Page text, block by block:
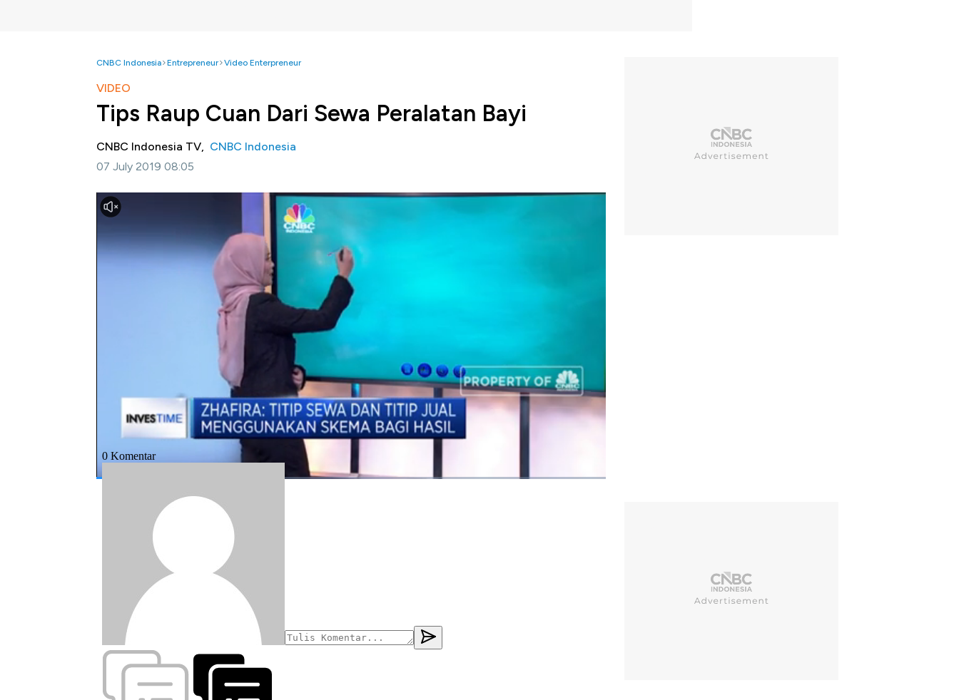
CNBC Indonesia Entrepreneur Video Enterpreneur
VIDEO
Tips Raup Cuan Dari Sewa Peralatan Bayi
CNBC Indonesia TV, CNBC Indonesia
07 July 2019 08:05
Jakarta, CNBC Indonesia-
Selain titip sewa, Babyloania juga menggunakan metode bisnis titip jual
dengan skema bagi hasil. Buat yang berminat meraup cuan dari bisnis sewa peralatan bayi, CEO
Babyloania, Zhafira Loebis akan membagi tips bagaimana mengembangkan bisnis sewa peralatan bayi
.
Selengkapnya saksikan dialog Maria Katarina dengan CEO Babyloania, Zhafira Loebis dalam
Investime, CNBC Indonesia (Kamis, 4/7/2019).
#babyloania #sewa peralatan bayi #entrepreneur #bisnis